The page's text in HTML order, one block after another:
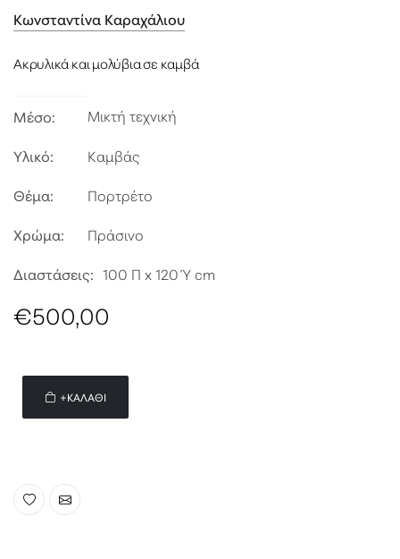
Κωνσταντίνα Καραχάλιου
Ακρυλικά και μολύβια σε καμβά
Μέσο:
Μικτή τεχνική
Υλικό:
Καμβάς
Θέμα:
Πορτρέτο
Χρώμα:
Πράσινο
Διαστάσεις: 100 Π x 120 Ύ cm
€500,00
+ΚΑΛΆΘΙ